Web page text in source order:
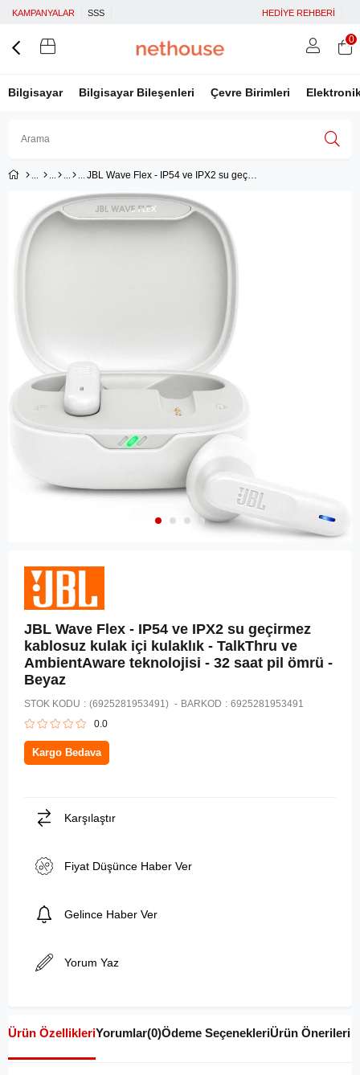
KAMPANYALAR SSS HEDİYE REHBERİ
Bilgisayar Bilgisayar Bileşenleri Çevre Birimleri
Facebook İle Bağlan
Google İle Bağlan
0
JBL Wave Flex - IP54 ve IPX2 su geçirmez kablosuz kulak içi kulaklık - TalkThru ve AmbientAware teknolojisi - 32 saat pil ömrü - Beyaz
JBL Wave Flex - IP54 ve IPX2 su geçirmez
kablosuz kulak içi kulaklık - TalkThru ve
AmbientAware teknolojisi - 32 saat pil ömrü -
Beyaz
STOK KODU (6925281953491) BARKOD : 6925281953491
0.0
Kargo Bedava
Karşılaştır
Fiyat Düşünce Haber Ver
Gelince Haber Ver
Yorum Yaz
Ürün ÖzellikleriYorumlar(0)Ödeme SeçenekleriÜrün Önerileri